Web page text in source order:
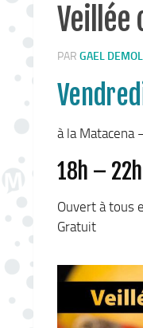
Veillée
PAR GAEL DEMOL
à la Matacena
18h – 22h
Ouvert à tous
Gratuit